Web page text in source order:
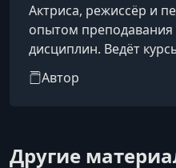
Актриса, режиссёр и
опытом преподавания
дисциплин. Ведёт
мастерству, технике
искусству публичного
ученикам
Автор
Другие